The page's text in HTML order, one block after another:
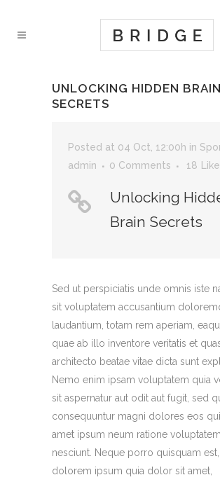
UNLOCKING HIDDEN BRAIN
SECRETS
Posted at 04 Oct, 12:00h in
admin
0 Comments 18
Unlocking
Brain Secrets
Sed ut perspiciatis unde omnis iste
sit voluptatem accusantium
laudantium, totam rem aperiam,
quae ab illo inventore veritatis et
architecto beatae vitae dicta sunt
Nemo enim ipsam voluptatem quia
sit aspernatur aut odit aut fugit, sed
consequuntur magni dolores eos
amet ipsum neum ratione
nesciunt. Neque porro quisquam
dolorem ipsum quia dolor sit amet,